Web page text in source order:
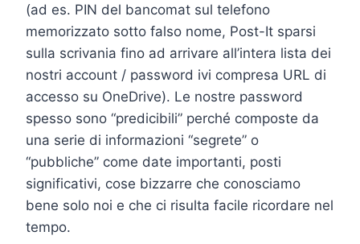
(ad es. PIN del bancomat sul telefono
memorizzato sotto falso nome, Post-It sparsi
sulla scrivania fino ad arrivare all’intera lista dei
nostri account / password ivi compresa URL di
accesso su OneDrive). Le nostre password
spesso sono “predicibili” perché composte da
una serie di informazioni “segrete” o
“pubbliche” come date importanti, posti
significativi, cose bizzarre che conosciamo
bene solo noi e che ci risulta facile ricordare nel
tempo.